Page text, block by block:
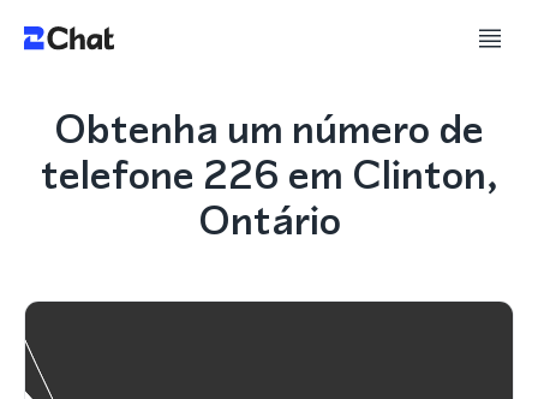
Obtenha um número de
telefone 226 em Clinton,
Ontário